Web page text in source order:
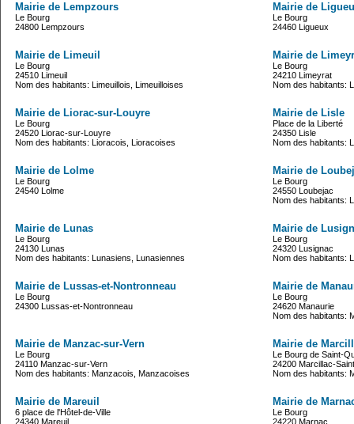
Mairie de Lempzours
Le Bourg
24800 Lempzours
Mairie de
Le Bourg
24460 Ligueux
Mairie de Limeuil
Le Bourg
24510 Limeuil
Nom des habitants: Limeuillois, Limeuilloises
Mairie de
Le Bourg
24210 Limeyrat
Nom des habitants:
Mairie de Liorac-sur-Louyre
Le Bourg
24520 Liorac-sur-Louyre
Nom des habitants: Lioracois, Lioracoises
Mairie de Lisle
Place de la Liberté
24350 Lisle
Nom des habitants:
Mairie de Lolme
Le Bourg
24540 Lolme
Mairie de
Le Bourg
24550 Loubejac
Nom des habitants:
Mairie de Lunas
Le Bourg
24130 Lunas
Nom des habitants: Lunasiens, Lunasiennes
Mairie de
Le Bourg
24320 Lusignac
Nom des habitants:
Mairie de Lussas-et-Nontronneau
Le Bourg
24300 Lussas-et-Nontronneau
Mairie de
Le Bourg
24620 Manaurie
Nom des habitants:
Mairie de Manzac-sur-Vern
Le Bourg
24110 Manzac-sur-Vern
Nom des habitants: Manzacois, Manzacoises
Mairie de
Le Bourg de Saint-
24200 Marcillac-
Nom des habitants:
Mairie de Mareuil
6 place de l'Hôtel-de-Ville
24340 Mareuil
Mairie de
Le Bourg
24220 Marnac